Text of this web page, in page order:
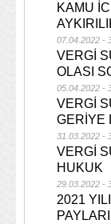
KAMU
07.04.2022 -
VERGİ
OLASI
05.04.2022 -
VERGİ
GERİYE
31.03.2022 -
VERGİ
HUKUK
29.03.2022 -
2021